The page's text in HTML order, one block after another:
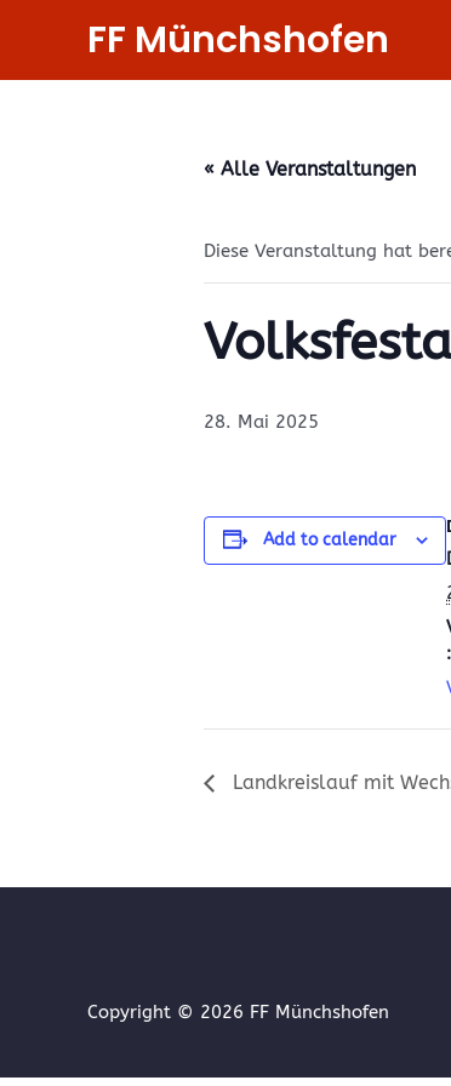
springen
FF Münchshofen
« Alle Veranstaltungen
Diese Veranstaltung hat
28. Mai 2025
Add to calendar
:
Landkreislauf mit
Copyright © 2026 FF Münchshofen